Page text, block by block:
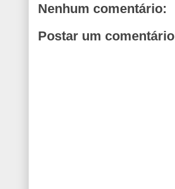
Nenhum comentário:
Postar um comentário